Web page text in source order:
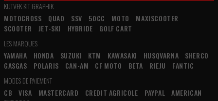
KUTVEK KIT GRAPHIK
MOTOCROSS
QUAD SSV 50CC MOTO
MAXISCOOTER
SCOOTER
JET-SKI HYBRIDE
GOLF CART
LES MARQUES
YAMAHA
HONDA SUZUKI KTM KAWASAKI HUSQVARNA
SHERCO
GASGAS
POLARIS CAN-AM CF MOTO BETA RIEJU
FANTIC
MODES DE PAIEMENT
CB
VISA MASTERCARD CREDIT AGRICOLE PAYPAL
AMERICAN